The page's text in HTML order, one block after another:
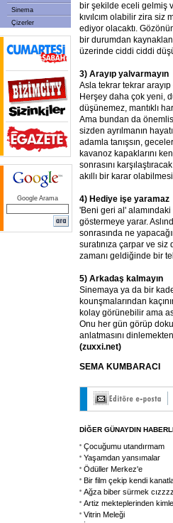
Sinema
Çizerler
Google Arama
bir şekilde eceli gelmiş
kıvılcım olabilir zira
ediyor olacaktı.
bir durumdan
üzerinde ciddi ciddi
3) Arayıp yalvarmayın
Asla tekrar tekrar
Herşey daha çok yeni,
düşünemez, mantıklı
Ama bundan da
sizden ayrılmanın
adamla tanışsın,
kavanoz kapaklarını
sonrasını
akıllı bir karar
4) Hediye işe yaramaz
'Beni geri al'
göstermeye yarar.
sonrasında ne
suratınıza çarpar ve siz
zamanı geldiğinde bir
5) Arkadaş kalmayın
Sinemaya ya da bir
kounşmalarından
kolay görünebilir ama
Onu her gün görüp
anlatmasını
(zuxxi.net)
SEMA KUMBARACI
DİĞER GÜNAYDIN
Çocuğumu utandırmam
Yaşamdan yansımalar
Ödüller Merkez'e
Bir film çekip kendi
Ağza biber sürmek
Artiz mekteplerinden
Vitrin Meleği